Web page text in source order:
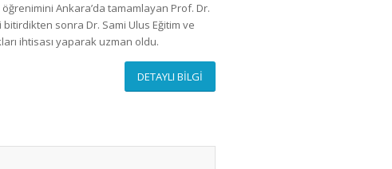
Ankara’da tamamlayan Prof. Dr.
bitirdikten sonra Dr. Sami Ulus Eğitim ve
ihtisası yaparak uzman oldu.
DETAYLI BİLGİ